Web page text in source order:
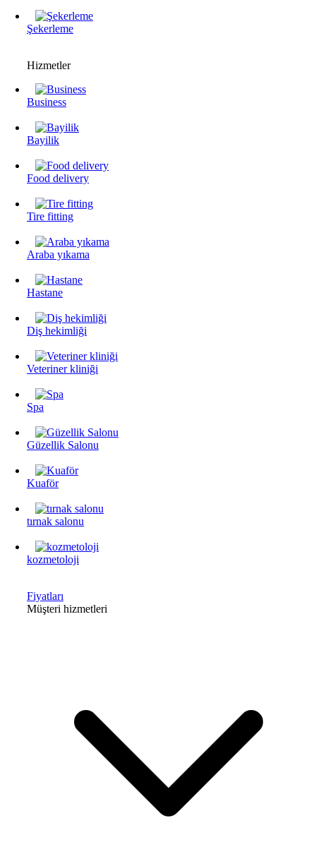
Şekerleme
Hizmetler
Business
Bayilik
Food delivery
Tire fitting
Araba yıkama
Hastane
Diş hekimliği
Veteriner kliniği
Spa
Güzellik Salonu
Kuaför
tırnak salonu
kozmetoloji
Fiyatları
Müşteri hizmetleri